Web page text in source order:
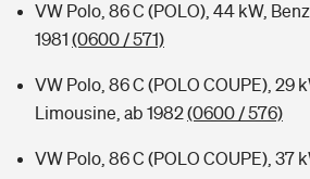
VW Polo, 86 C (POLO), 44 kW,
1981 (0600 / 571)
VW Polo, 86 C (POLO COUPE), 29
Limousine, ab 1982(0600 / 576)
VW Polo, 86 C (POLO COUPE), 37